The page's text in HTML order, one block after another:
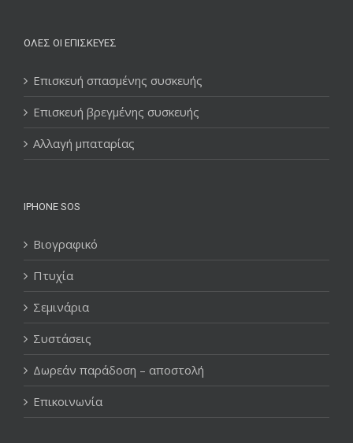
ΌΛΕΣ ΟΙ ΕΠΙΣΚΕΥΈΣ
Επισκευή σπασμένης συσκευής
Επισκευή βρεγμένης συσκευής
Αλλαγή μπαταρίας
IPHONE SOS
Βιογραφικό
Πτυχία
Σεμινάρια
Συστάσεις
Δωρεάν παράδοση – αποστολή
Επικοινωνία